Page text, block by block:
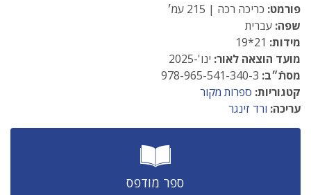
פורמט: כריכה רכה | 215 עמ׳
שפה: עברית
מידות:
מועד הוצאה לאור: ינו'-2025
מסתֿ״ב:
קטגוריות: ספרות מקור
עריכה: ורד זינגר
ספר מודפס